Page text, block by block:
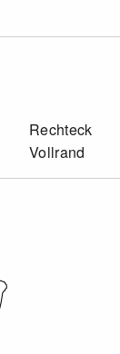
Rechteck
Vollrand